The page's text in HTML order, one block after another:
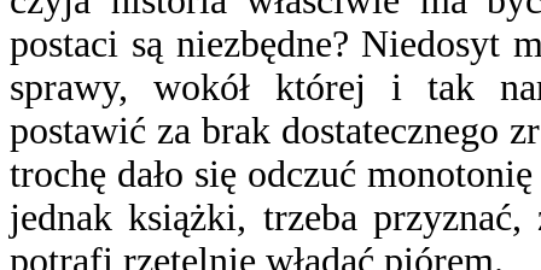
postaci są niezbędne? Niedosyt
sprawy, wokół której i tak
postawić za brak dostatecznego
trochę dało się odczuć
jednak książki, trzeba
potrafi rzetelnie władać piórem.